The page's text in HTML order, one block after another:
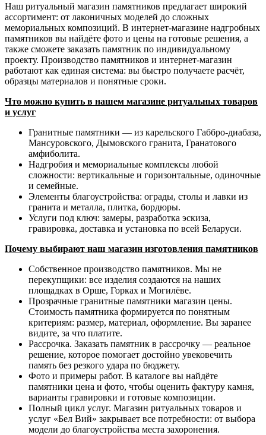
Наш ритуальный магазин памятников предлагает широкий
ассортимент: от лаконичных моделей до сложных
мемориальных композиций. В интернет‑магазине надгробных
памятников вы найдёте фото и цены на готовые решения, а
также сможете заказать памятник по индивидуальному
проекту. Производство памятников и интернет‑магазин
работают как единая система: вы быстро получаете расчёт,
образцы материалов и понятные сроки.
Что можно купить в нашем магазине ритуальных товаров
и услуг
Гранитные памятники — из карельского Габбро‑диабаза,
Мансуровского, Дымовского гранита, Гранатового
амфиболита.
Надгробия и мемориальные комплексы любой
сложности: вертикальные и горизонтальные, одиночные
и семейные.
Элементы благоустройства: ограды, столы и лавки из
гранита и металла, плитка, бордюры.
Услуги под ключ: замеры, разработка эскиза,
гравировка, доставка и установка по всей Беларуси.
Почему выбирают наш магазин изготовления памятников
Собственное производство памятников. Мы не
перекупщики: все изделия создаются на наших
площадках в Орше, Горках и Могилёве.
Прозрачные гранитные памятники магазин цены.
Стоимость памятника формируется по понятным
критериям: размер, материал, оформление. Вы заранее
видите, за что платите.
Рассрочка. Заказать памятник в рассрочку — реальное
решение, которое помогает достойно увековечить
память без резкого удара по бюджету.
Фото и примеры работ. В каталоге вы найдёте
памятники цена и фото, чтобы оценить фактуру камня,
варианты гравировки и готовые композиции.
Полный цикл услуг. Магазин ритуальных товаров и
услуг «Бел Вий» закрывает все потребности: от выбора
модели до благоустройства места захоронения.